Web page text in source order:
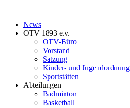
News
OTV 1893 e.v.
OTV-Büro
Vorstand
Satzung
Kinder- und Jugendordnung
Sportstätten
Abteilungen
Badminton
Basketball